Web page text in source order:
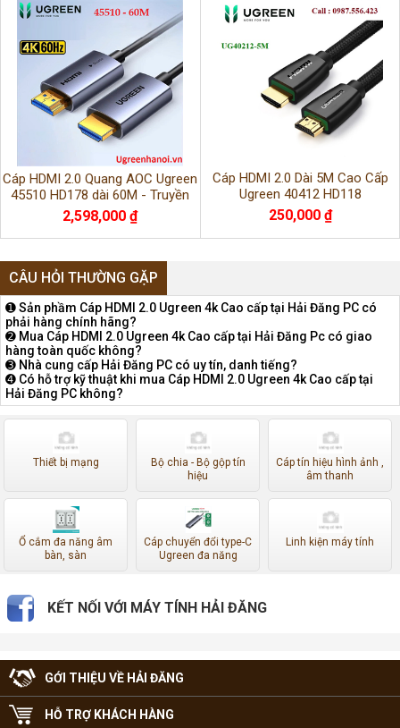
Cáp HDMI 2.0 Quang AOC Ugreen
45510 HD178 dài 60M - Truyền
Tín Hiệu 4K@60Hz cao cấp
2,598,000 ₫
Cáp HDMI 2.0 Dài 5M Cao Cấp
Ugreen 40412 HD118
250,000 ₫
CÂU HỎI THƯỜNG GẶP
➊ Sản phầm Cáp HDMI 2.0 Ugreen 4k Cao cấp tại Hải Đăng PC có
phải hàng chính hãng?
➋ Mua Cáp HDMI 2.0 Ugreen 4k Cao cấp tại Hải Đăng Pc có giao
hàng toàn quốc không?
➌ Nhà cung cấp Hải Đăng PC có uy tín, danh tiếng?
➍ Có hỗ trợ kỹ thuật khi mua Cáp HDMI 2.0 Ugreen 4k Cao cấp tại
Hải Đăng PC không?
Thiết bị mạng
Bộ chia - Bộ gộp tín
hiệu
Cáp tín hiệu hình ảnh ,
âm thanh
Ổ cắm đa năng âm
bàn, sàn
Cáp chuyển đổi type-C
Ugreen đa năng
Linh kiện máy tính
KẾT NỐI VỚI MÁY TÍNH HẢI ĐĂNG
GỚI THIỆU VỀ HẢI ĐĂNG
HỖ TRỢ KHÁCH HÀNG